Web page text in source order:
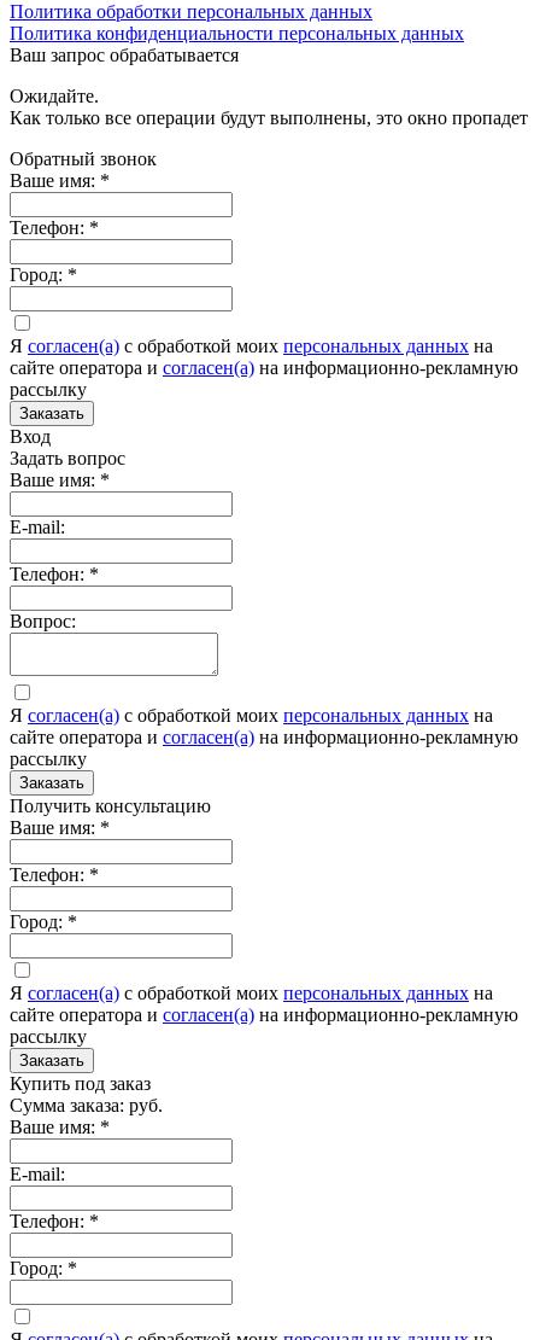
Политика обработки персональных данных
Политика конфиденциальности персональных данных
Ваш запрос обрабатывается
Ожидайте.
Как только все операции будут выполнены, это окно пропадет
Обратный звонок
Ваше имя: *
Телефон: *
Город: *
Я согласен(а) c обработкой моих персональных данных на
сайте оператора и согласен(а) на информационно-рекламную
рассылку
Заказать
Вход
Задать вопрос
Ваше имя: *
E-mail:
Телефон: *
Вопрос:
Я согласен(а) c обработкой моих персональных данных на
сайте оператора и согласен(а) на информационно-рекламную
рассылку
Заказать
Получить консультацию
Ваше имя: *
Телефон: *
Город: *
Я согласен(а) c обработкой моих персональных данных на
сайте оператора и согласен(а) на информационно-рекламную
рассылку
Заказать
Купить под заказ
Сумма заказа: руб.
Ваше имя: *
E-mail:
Телефон: *
Город: *